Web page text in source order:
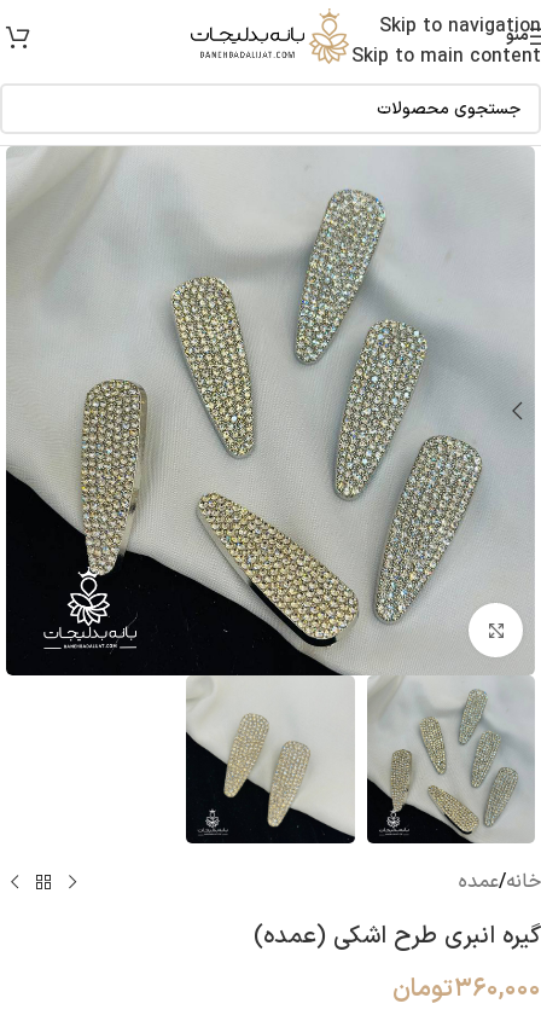
Skip to navigation
Skip to main content
منو
بزرگنمایی تصویر
خانه/عمده
گیره انبری طرح اشکی (عمده)
۳۶۰,۰۰۰تومان